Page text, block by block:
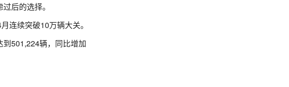
后的选择。
连续突破10万辆大关。
501,224辆，同比增加